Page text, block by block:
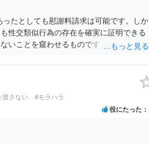
たとしても慰謝料請求は可能です。しか
性交類似行為の存在を確実に証明できる
いことを窺わせるものです。）。ですか
今後のことを考えて書いてもらうか否か
証明力を強めることも含む）できるので
す。 ③行政書士に委任をしているのであ
の協議になると思います。請求するか，
ているのか，それさえも否定しているの
類似行為を認めているにもかかわらず支
渡さない #モラハラ
役にたった